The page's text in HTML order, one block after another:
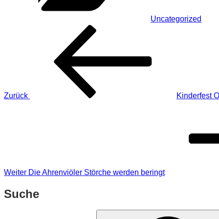
Uncategorized
Beitragsnavigation
Zurück
Kinderfest
Weiter Die Ahrenviöler Störche werden beringt
Suche